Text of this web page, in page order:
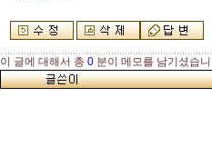
이 글에 대해서 총 0 분이 메모를 남기셨습